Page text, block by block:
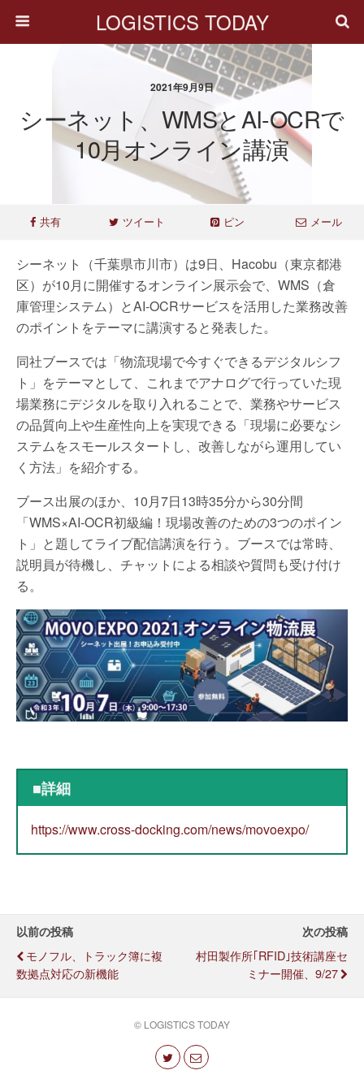
LOGISTICS TODAY
2021年9月9日
シーネット、WMSとAI-OCRで
10月オンライン講演
共有 ツイート ピン メール
シーネット（千葉県市川市）は9日、Hacobu（東京都港
区）が10月に開催するオンライン展示会で、WMS（倉
庫管理システム）とAI-OCRサービスを活用した業務改善
のポイントをテーマに講演すると発表した。
同社ブースでは「物流現場で今すぐできるデジタルシフ
ト」をテーマとして、これまでアナログで行っていた現
場業務にデジタルを取り入れることで、業務やサービス
の品質向上や生産性向上を実現できる「現場に必要なシ
ステムをスモールスタートし、改善しながら運用してい
く方法」を紹介する。
ブース出展のほか、10月7日13時35分から30分間
「WMS×AI-OCR初級編！現場改善のための3つのポイン
ト」と題してライブ配信講演を行う。ブースでは常時、
説明員が待機し、チャットによる相談や質問も受け付け
る。
■詳細
https://www.cross-docking.com/news/movoexpo/
以前の投稿
モノフル、トラック簿に複
数拠点対応の新機能
次の投稿
村田製作所｢RFID｣技術講座セ
ミナー開催、9/27
© LOGISTICS TODAY